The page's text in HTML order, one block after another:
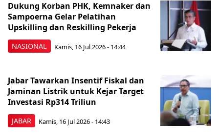
NASIONAL
Dukung Korban PHK, Kemnaker dan
Sampoerna Gelar Pelatihan
Upskilling dan Reskilling Pekerja
Kamis, 16 Jul 2026 - 14:44
JABAR
Jabar Tawarkan Insentif Fiskal dan
Jaminan Listrik untuk Kejar Target
Investasi Rp314 Triliun
Kamis, 16 Jul 2026 - 14:43